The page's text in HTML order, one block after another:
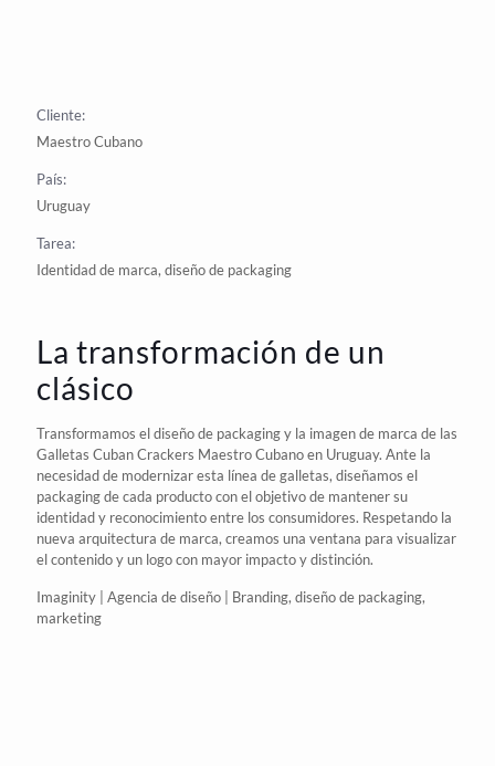
Cliente:
Maestro Cubano
País:
Uruguay
Tarea:
Identidad de marca, diseño de packaging
La transformación de un
clásico
Transformamos eldiseño de packagingy la imagen de marca de las
Galletas CubanCrackers Maestro Cubanoen Uruguay. Ante la
necesidad de modernizar esta línea de galletas, diseñamos el
packaging de cada producto con el objetivo de mantener su
identidad y reconocimiento entre los consumidores. Respetando la
nueva arquitectura de marca, creamos una ventana para visualizar
el contenido y un logo con mayor impacto y distinción.
Imaginity | Agencia de diseño | Branding, diseño de packaging,
marketing